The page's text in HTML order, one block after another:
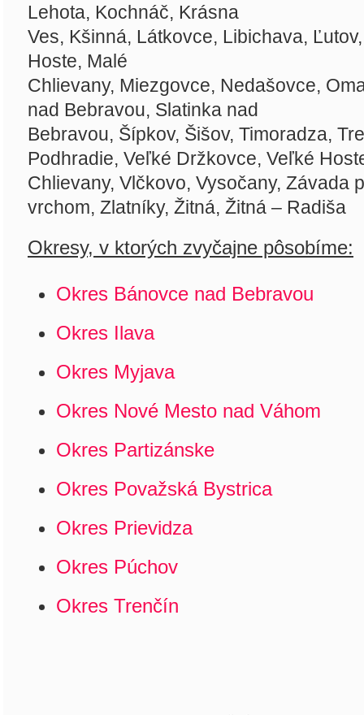
Lehota, Kochnáč, Krásna
Ves, Kšinná, Látkovce, Libichava,
Hoste, Malé
Chlievany, Miezgovce, Nedašovce,
nad Bebravou, Slatinka nad
Bebravou, Šípkov, Šišov, Timoradza,
Podhradie, Veľké Držkovce, Veľké
Chlievany, Vlčkovo, Vysočany, Závada
vrchom, Zlatníky, Žitná, Žitná – Radiša
Okresy, v ktorých zvyčajne pôsobíme:
Okres Bánovce nad Bebravou
Okres Ilava
Okres Myjava
Okres Nové Mesto nad Váhom
Okres Partizánske
Okres Považská Bystrica
Okres Prievidza
Okres Púchov
Okres Trenčín